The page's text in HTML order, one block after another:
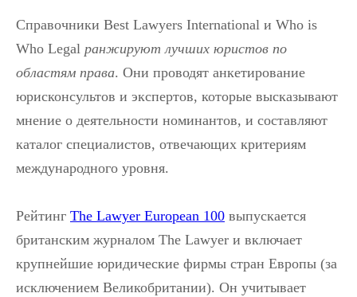
Справочники Best Lawyers International и Who is
Who Legal ранжируют лучших юристов по
областям права. Они проводят анкетирование
юрисконсультов и экспертов, которые высказывают
мнение о деятельности номинантов, и составляют
каталог специалистов, отвечающих критериям
международного уровня.
Рейтинг The Lawyer European 100 выпускается
британским журналом The Lawyer и включает
крупнейшие юридические фирмы стран Европы (за
исключением Великобритании). Он учитывает